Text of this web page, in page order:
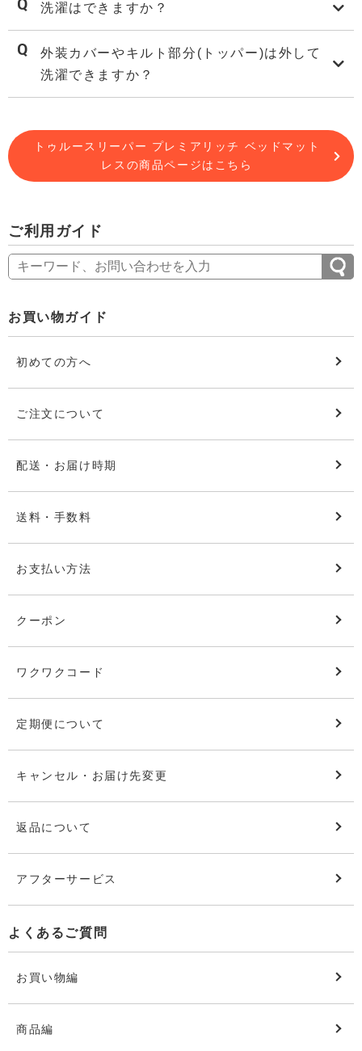
ご利用ガイド
お買い物ガイド
初めての方へ
ご注文について
配送・お届け時期
送料・手数料
お支払い方法
クーポン
ワクワクコード
定期便について
キャンセル・お届け先変更
返品について
アフターサービス
よくあるご質問
お買い物編
商品編
洗濯はできますか？
外装カバーやキルト部分(トッパー)は外して
洗濯できますか？
トゥルースリーパー プレミアリッチ ベッドマット
レスの商品ページはこちら